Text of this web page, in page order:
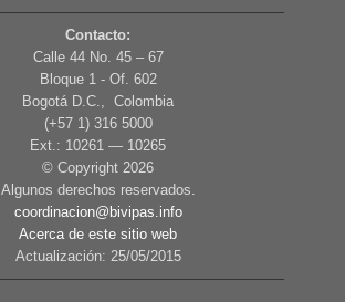
Contacto:
Calle 44 No. 45 – 67
Bloque 1 - Of. 602
Bogotá D.C., Colombia
(+57 1) 316 5000
Ext.: 10261 — 10265
© Copyright 2026
Algunos derechos reservados.
coordinacion@bivipas.info
Acerca de este sitio web
Actualización: 25/05/2015